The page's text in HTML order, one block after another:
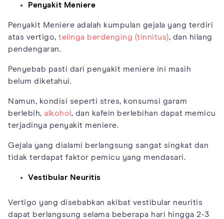
Penyakit Meniere
Penyakit Meniere adalah kumpulan gejala yang terdiri
atas vertigo, telinga berdenging (tinnitus), dan hilang
pendengaran.
Penyebab pasti dari penyakit meniere ini masih
belum diketahui.
Namun, kondisi seperti stres, konsumsi garam
berlebih, alkohol , dan kafein berlebihan dapat memicu
terjadinya penyakit meniere.
Gejala yang dialami berlangsung sangat singkat dan
tidak terdapat faktor pemicu yang mendasari.
Vestibular Neuritis
Vertigo yang disebabkan akibat vestibular neuritis
dapat berlangsung selama beberapa hari hingga 2-3